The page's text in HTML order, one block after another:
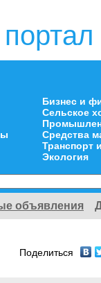
Бизнес и
Сельское
Средства
Транспорт
Экология
объявления
Поделиться